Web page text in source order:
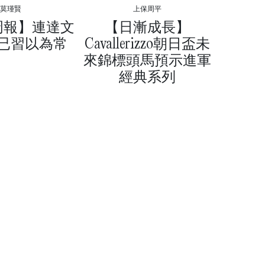
莫瑾賢
】連達文
習以為常
上保周平
【日漸成長】
Cavallerizzo朝日盃未
來錦標頭馬預示進軍
經典系列